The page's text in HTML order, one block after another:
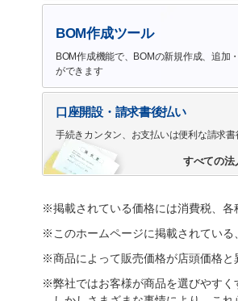
BOM作成ツール
BOM作成機能で、BOMの新規作成、追加
ができます
口座開設・請求書後払い
手続きカンタン、お支払いは便利な請求書
すべての法
※掲載されている価格には消費税、各
※このホームページに掲載されている
※商品によって販売価格が店頭価格と
※弊社ではお客様が商品を選びやすく